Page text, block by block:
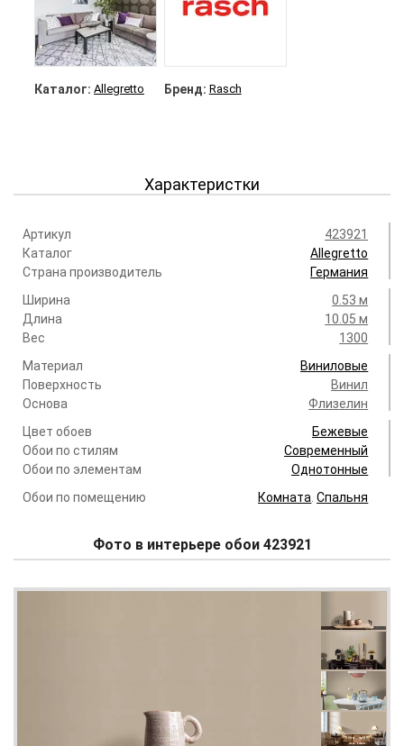
Каталог: Allegretto Бренд: Rasch
Характеристки
Артикул
423921
Каталог
Allegretto
Страна производитель
Германия
Ширина
0.53 м
Длина
10.05 м
Вес
1300
Материал
Виниловые
Поверхность
Винил
Основа
Флизелин
Цвет обоев
Бежевые
Обои по стилям
Современный
Обои по элементам
Однотонные
Обои по помещению
Комната.Спальня
Фото в интерьере обои 423921